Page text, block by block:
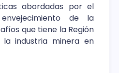
abordadas por el
de la
que tiene la Región
industria minera en